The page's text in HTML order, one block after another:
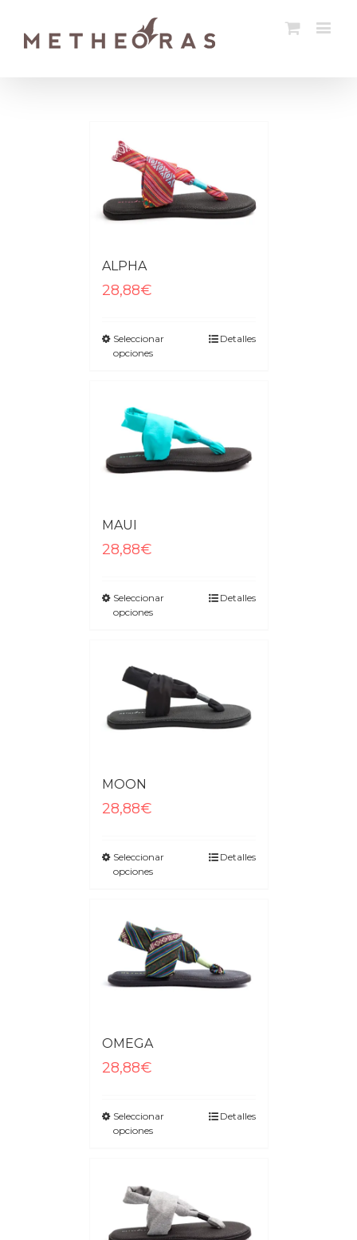
ALPHA
28,88€
Seleccionar
opciones
Detalles
MAUI
28,88€
Seleccionar
opciones
Detalles
MOON
28,88€
Seleccionar
opciones
Detalles
OMEGA
28,88€
Seleccionar
opciones
Detalles